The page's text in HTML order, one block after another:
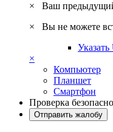
×
Ваш
×
Вы не можете
×
Компьютер
Планшет
Смартфон
Проверка
Отправить жалобу